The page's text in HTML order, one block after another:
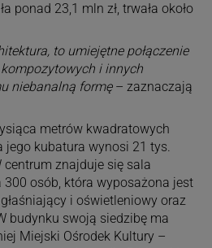
ponad 23,1 mln zł, trwała około
to umiejętne połączenie
kompozytowych i innych
niebanalną formę– zaznaczają
metrów kwadratowych
jego kubatura wynosi 21 tys.
centrum znajduje się sala
osób, która wyposażona jest
i oświetleniowy oraz
budynku swoją siedzibę ma
Miejski Ośrodek Kultury –